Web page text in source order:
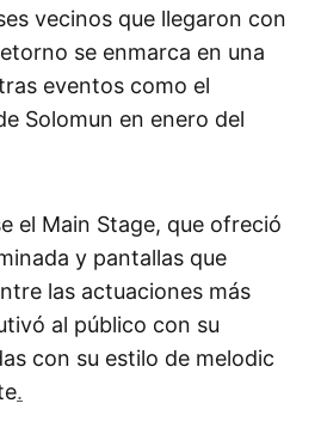
vecinos que llegaron con
se enmarca en una
eventos como el
Solomun en enero del
el Main Stage, que ofreció
y pantallas que
las actuaciones más
al público con su
con su estilo de melodic
.